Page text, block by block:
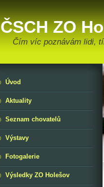
ČSCH ZO
Čím víc poznávám lidi,
Úvod
Aktuality
Seznam chovatelů
Výstavy
Fotogalerie
Výsledky ZO Holešov